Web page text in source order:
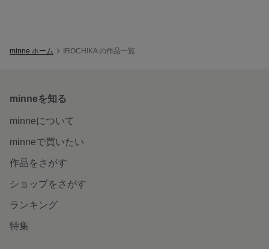
minne ホーム IROCHIKA の作品一覧
minneを知る
minneについて
minneで買いたい
作品をさがす
ショップをさがす
ランキング
特集